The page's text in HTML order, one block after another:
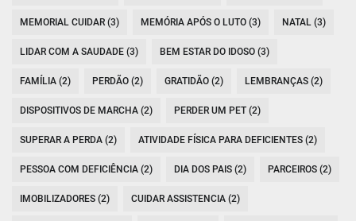
MEMORIAL CUIDAR (3) MEMÓRIA APÓS O LUTO (3) NATAL (3)
LIDAR COM A SAUDADE (3) BEM ESTAR DO IDOSO (3)
FAMÍLIA (2) PERDÃO (2) GRATIDÃO (2) LEMBRANÇAS (2)
DISPOSITIVOS DE MARCHA (2) PERDER UM PET (2)
SUPERAR A PERDA (2) ATIVIDADE FÍSICA PARA DEFICIENTES (2)
PESSOA COM DEFICIÊNCIA (2) DIA DOS PAIS (2) PARCEIROS (2)
IMOBILIZADORES (2) CUIDAR ASSISTENCIA (2)